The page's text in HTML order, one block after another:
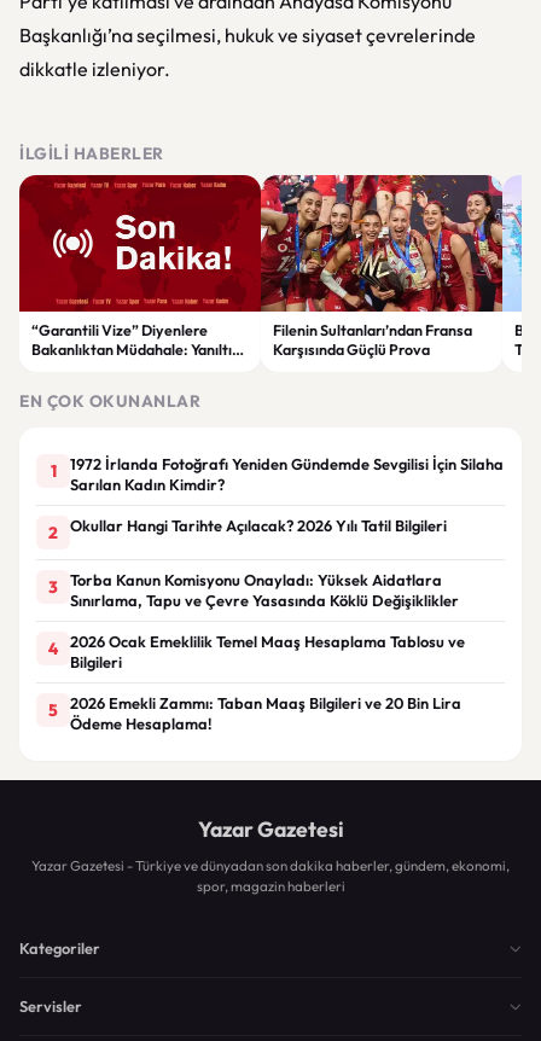
Başkanlığı’na seçilmesi, hukuk ve siyaset çevrelerinde
dikkatle izleniyor.
İLGILI HABERLER
“Garantili Vize” Diyenlere
Bakanlıktan Müdahale: Yanıltıcı
Filenin Sultanları’ndan Fransa
Karşısında Güçlü Prova
EN ÇOK OKUNANLAR
1
1972 İrlanda Fotoğrafı Yeniden Gündemde Sevgilisi İçin Silaha
Sarılan Kadın Kimdir?
2 Okullar Hangi Tarihte Açılacak? 2026 Yılı Tatil Bilgileri
3
Torba Kanun Komisyonu Onayladı: Yüksek Aidatlara
Sınırlama, Tapu ve Çevre Yasasında Köklü Değişiklikler
4
2026 Ocak Emeklilik Temel Maaş Hesaplama Tablosu ve
Bilgileri
5
2026 Emekli Zammı: Taban Maaş Bilgileri ve 20 Bin Lira
Ödeme Hesaplama!
Yazar Gazetesi
Yazar Gazetesi - Türkiye ve dünyadan son dakika haberler, gündem, ekonomi,
spor, magazin haberleri
Kategoriler
Servisler